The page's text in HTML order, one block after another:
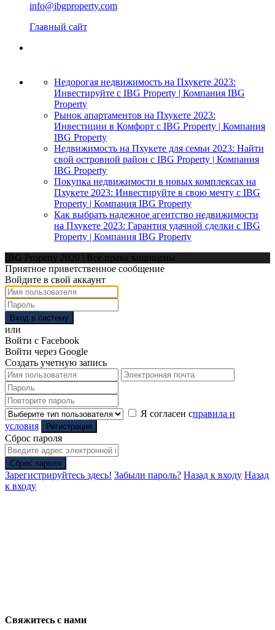
info@ibgproperty.com
Главный сайт
Недорогая недвижимость на Пхукете 2023:
Инвестируйте с IBG Property | Компания IBG
Property
Рынок апартаментов на Пхукете 2023:
Инвестиции в Комфорт с IBG Property | Компания
IBG Property
Недвижимость на Пхукете для семьи 2023: Найти
свой островной район с IBG Property | Компания
IBG Property
Покупка недвижимости в новых комплексах на
Пхукете 2023: Инвестируйте в свою мечту с IBG
Property | Компания IBG Property
Как выбрать надежное агентство недвижимости
на Пхукете 2023: Гарантия удачной сделки с IBG
Property | Компания IBG Property
IBG Property 2020 | Все права защищены
Приятное приветственное сообщение
Войдите в свой аккаунт
Вход в систему
или
Войти с Facebook
Войти через Google
Создать учетную запись
Я согласен справила и
условия
Регистрация
Сброс пароля
Сброс пароля
Зарегистрируйтесь здесь! Забыли пароль? Назад к входу Назад
к входу
Свяжитесь с нами